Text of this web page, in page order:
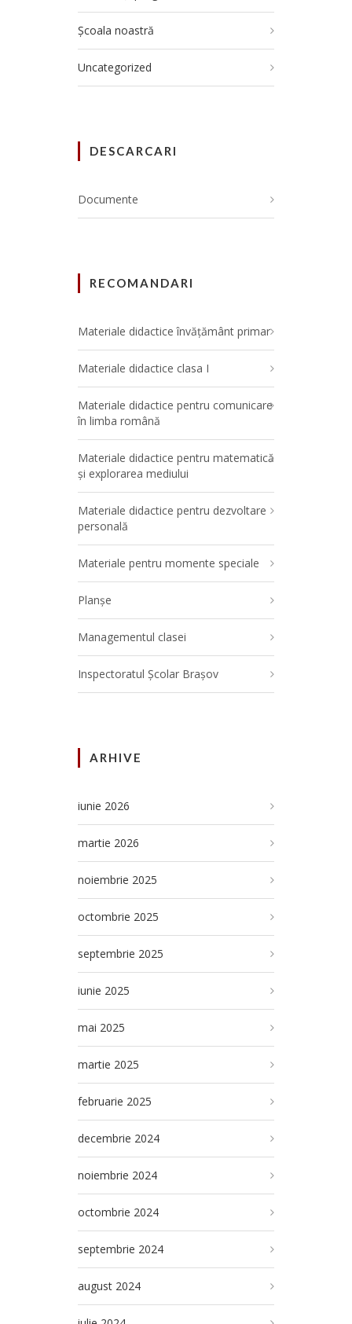
Școala noastră
Uncategorized
DESCARCARI
Documente
RECOMANDARI
Materiale didactice învățământ primar
Materiale didactice clasa I
Materiale didactice pentru comunicare
în limba română
Materiale didactice pentru matematică
și explorarea mediului
Materiale didactice pentru dezvoltare
personală
Materiale pentru momente speciale
Planșe
Managementul clasei
Inspectoratul Școlar Brașov
ARHIVE
iunie 2026
martie 2026
noiembrie 2025
octombrie 2025
septembrie 2025
iunie 2025
mai 2025
martie 2025
februarie 2025
decembrie 2024
noiembrie 2024
octombrie 2024
septembrie 2024
august 2024